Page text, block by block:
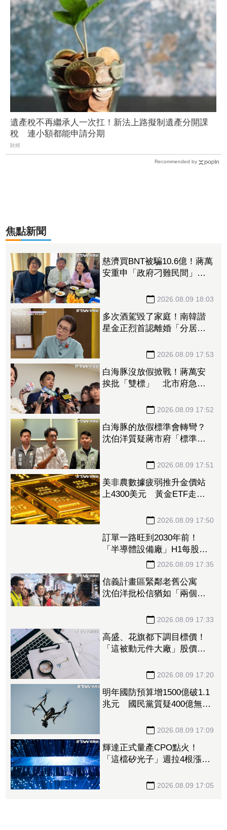
遺產稅不再繼承人一次扛！新法上路擬制遺產分開課
稅 連小額都能申請分期
財經
Recommended by
焦點新聞
慈濟買BNT被騙10.6億！蔣萬
安重申「政府刁難民間」
用千萬個謊來圓」2026.08.09 18:03
多次酒駕毀了家庭！南韓諧
星金正烈首認離婚「分居長
2026.08.09 17:53
白海豚沒放假掀戰！蔣萬安
挨批「雙標」 北市府急澄
2026.08.09 17:52
白海豚的放假標準會轉彎？
沈伯洋質疑蔣市府「標準不
2026.08.09 17:51
美非農數據疲弱推升金價站
上4300美元 黃金ETF走強
2026.08.09 17:50
訂單一路旺到2030年前！
「半導體設備廠」H1每股賺
27.27元創同期新高 連4季
2026.08.09 17:35
信義計畫區緊鄰老舊公寓
高盛、花旗都下調目標價！
斬人心惶惶 專家逆勢喊
明年國防預算增1500億破1.1
機硬要編特別預算「刷卡換
輝達正式量產CPO點火！
停 啖1.6T、3.2T大餅EPS上